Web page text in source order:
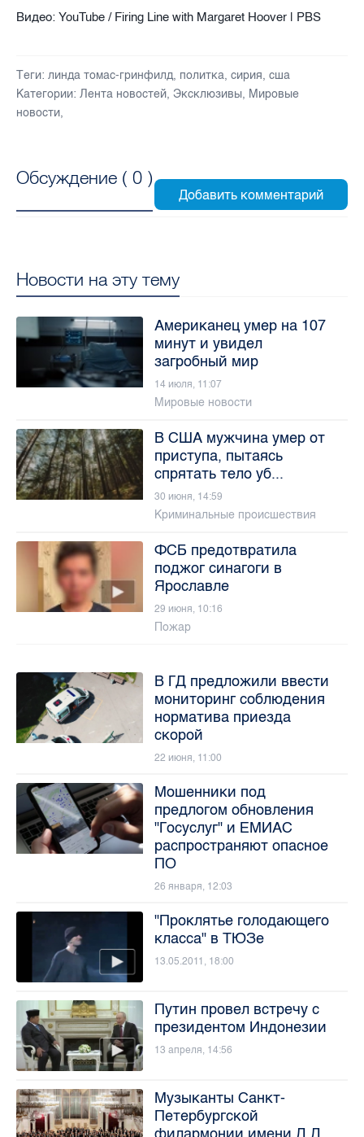
Видео: YouTube / Firing Line with Margaret Hoover | PBS
Теги: линда томас-гринфилд, политка, сирия, сша
Категории: Лента новостей, Эксклюзивы, Мировые
новости,
Обсуждение ( 0 )
Новости на эту тему
Американец умер на 107
минут и увидел
загробный мир
14 июля, 11:07
Мировые новости
В США мужчина умер от
приступа, пытаясь
спрятать тело уб...
30 июня, 14:59
Криминальные происшествия
ФСБ предотвратила
поджог синагоги в
Ярославле
29 июня, 10:16
Пожар
В ГД предложили ввести
мониторинг соблюдения
норматива приезда
скорой
22 июня, 11:00
Мошенники под
предлогом обновления
"Госуслуг" и ЕМИАС
распространяют опасное
ПО
26 января, 12:03
"Проклятье голодающего
класса" в ТЮЗе
13.05.2011, 18:00
Путин провел встречу с
президентом Индонезии
13 апреля, 14:56
Музыканты Санкт-
Петербургской